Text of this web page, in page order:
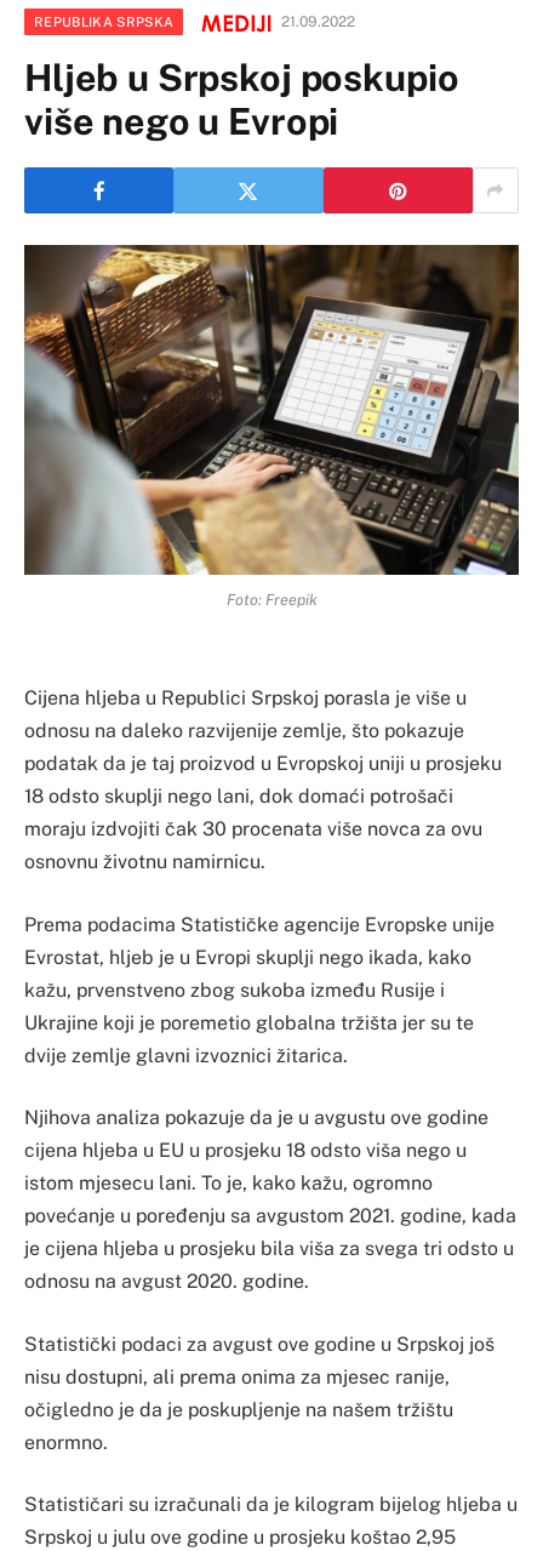
REPUBLIKA SRPSKA 21.09.2022
Hljeb u Srpskoj poskupio
više nego u Evropi
Foto: Freepik
Cijena hljeba u Republici Srpskoj porasla je više u
odnosu na daleko razvijenije zemlje, što pokazuje
podatak da je taj proizvod u Evropskoj uniji u prosjeku
18 odsto skuplji nego lani, dok domaći potrošači
moraju izdvojiti čak 30 procenata više novca za ovu
osnovnu životnu namirnicu.
Prema podacima Statističke agencije Evropske unije
Evrostat, hljeb je u Evropi skuplji nego ikada, kako
kažu, prvenstveno zbog sukoba između Rusije i
Ukrajine koji je poremetio globalna tržišta jer su te
dvije zemlje glavni izvoznici žitarica.
Njihova analiza pokazuje da je u avgustu ove godine
cijena hljeba u EU u prosjeku 18 odsto viša nego u
istom mjesecu lani. To je, kako kažu, ogromno
povećanje u poređenju sa avgustom 2021. godine, kada
je cijena hljeba u prosjeku bila viša za svega tri odsto u
odnosu na avgust 2020. godine.
Statistički podaci za avgust ove godine u Srpskoj još
nisu dostupni, ali prema onima za mjesec ranije,
očigledno je da je poskupljenje na našem tržištu
enormno.
Statističari su izračunali da je kilogram bijelog hljeba u
Srpskoj u julu ove godine u prosjeku koštao 2,95